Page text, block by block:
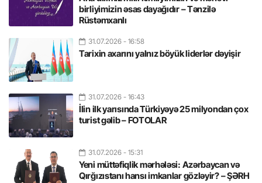
birliyimizin əsas dayağıdır – Tənzilə
Rüstəmxanlı
31.07.2026 - 16:58
Tarixin axarını yalnız böyük liderlər dəyişir
31.07.2026 - 16:43
İlin ilk yarısında Türkiyəyə 25 milyondan çox
turist gəlib – FOTOLAR
31.07.2026 - 15:31
Yeni müttəfiqlik mərhələsi: Azərbaycan və
Qırğızıstanı hansı imkanlar gözləyir? – ŞƏRH